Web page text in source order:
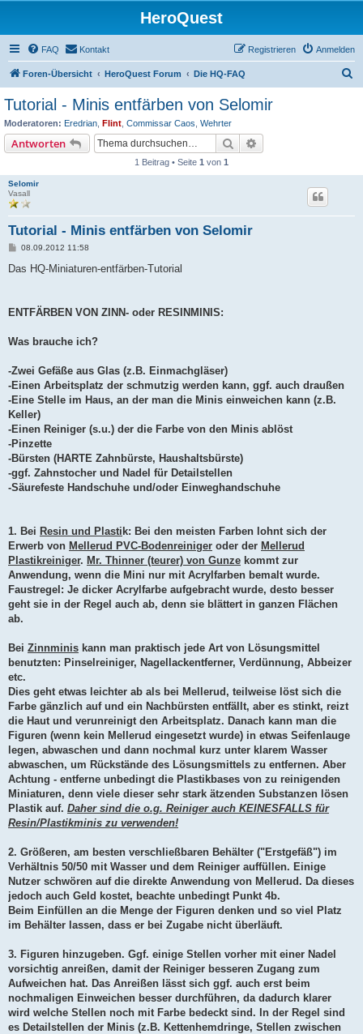
HeroQuest
FAQ Kontakt Anmelden
Registrieren
Foren-Übersicht HeroQuest Forum Die HQ-FAQ
Tutorial - Minis entfärben von Selomir
Moderatoren: Eredrian Flint Commissar Caos Wehrter
Antworten Suche
1 Beitrag • Seite 1 von 1
Selomir
Vasall
Tutorial - Minis entfärben von Selomir
B
i
08.09.2012 11:58
Das HQ-Miniaturen-entfärben-Tutorial
ENTFÄRBEN VON ZINN- oder RESINMINIS:
Was brauche ich?
-Zwei Gefäße aus Glas (z.B. Einmachgläser)
-Einen Arbeitsplatz der schmutzig werden kann, ggf. auch draußen
-Eine Stelle im Haus, an der man die Minis einweichen kann (z.B.
Keller)
-Einen Reiniger (s.u.) der die Farbe von den Minis ablöst
-Pinzette
-Bürsten (HARTE Zahnbürste, Haushaltsbürste)
-ggf. Zahnstocher und Nadel für Detailstellen
-Säurefeste Handschuhe und/oder Einweghandschuhe
1. Bei Resin und Plastik: Bei den meisten Farben lohnt sich der
Erwerb von Mellerud PVC-Bodenreiniger oder der Mellerud
Plastikreiniger. Mr. Thinner (teurer) von Gunze kommt zur
Anwendung, wenn die Mini nur mit Acrylfarben bemalt wurde.
Faustregel: Je dicker Acrylfarbe aufgebracht wurde, desto besser
geht sie in der Regel auch ab, denn sie blättert in ganzen Flächen
ab.
Bei Zinnminis kann man praktisch jede Art von Lösungsmittel
benutzten: Pinselreiniger, Nagellackentferner, Verdünnung, Abbeizer
etc.
Dies geht etwas leichter ab als bei Mellerud, teilweise löst sich die
Farbe gänzlich auf und ein Nachbürsten entfällt, aber es stinkt, reizt
die Haut und verunreinigt den Arbeitsplatz. Danach kann man die
Figuren (wenn kein Mellerud eingesetzt wurde) in etwas Seifenlauge
legen, abwaschen und dann nochmal kurz unter klarem Wasser
abwaschen, um Rückstände des Lösungsmittels zu entfernen. Aber
Achtung - entferne unbedingt die Plastikbases von zu reinigenden
Miniaturen, denn viele dieser sehr stark ätzenden Substanzen lösen
Plastik auf. Daher sind die o.g. Reiniger auch KEINESFALLS für
Resin/Plastikminis zu verwenden!
2. Größeren, am besten verschließbaren Behälter ("Erstgefäß") im
Verhältnis 50/50 mit Wasser und dem Reiniger auffüllen. Einige
Nutzer schwören auf die direkte Anwendung von Mellerud. Da dieses
jedoch auch Geld kostet, beachte unbedingt Punkt 4b.
Beim Einfüllen an die Menge der Figuren denken und so viel Platz
im Behälter lassen, dass er bei Zugabe nicht überläuft.
3. Figuren hinzugeben. Ggf. einige Stellen vorher mit einer Nadel
vorsichtig anreißen, damit der Reiniger besseren Zugang zum
Aufweichen hat. Das Anreißen lässt sich ggf. auch erst beim
nochmaligen Einweichen besser durchführen, da dadurch klarer
wird welche Stellen noch mit Farbe bedeckt sind. In der Regel sind
es Detailstellen der Minis (z.B. Kettenhemdringe, Stellen zwischen